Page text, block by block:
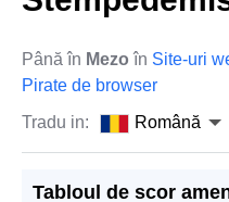
Până în Mezo în Site-uri
Pirate de browser
Tradu in:
Română
Tabloul de scor